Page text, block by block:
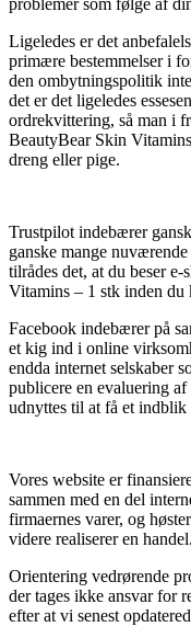
Ligeledes er det
primære bestemmelser i
den ombytningspolitik
det er det ligeledes
ordrekvittering, så man i
BeautyBear Skin
dreng eller pige.
Trustpilot indebærer
ganske mange
tilrådes det, at du beser
Vitamins – 1 stk inden du
Facebook indebærer på
et kig ind i online
endda internet selskaber
publicere en evaluering
udnyttes til at få et
Vores website er
sammen med en del
firmaernes varer, og
videre realiserer en handel.
Orientering vedrørende
der tages ikke ansvar for
efter at vi senest